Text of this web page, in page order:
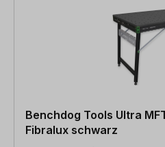
Benchdog Tools Ultra
Fibralux schwarz